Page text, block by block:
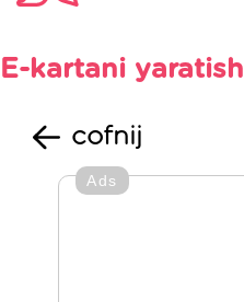
E-kartani yaratish
cofnij
Ads